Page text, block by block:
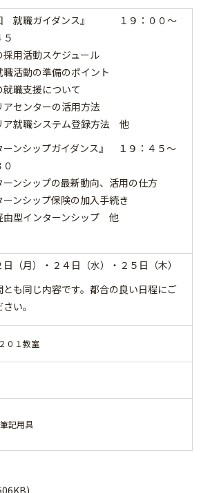
回 就職ガイダンス』 １９：００～
用活動スケジュール
活動の準備のポイント
職支援について
センターの活用方法
就職システム登録方法 他
ーンシップガイダンス』 １９：４５～
ンシップの最新動向、活用の仕方
ンシップ保険の加入手続き
型インターンシップ 他
日（月）・２４日（水）・２５日（木）
も同じ内容です。都合の良い日程にご
い。
０１教室
記用具